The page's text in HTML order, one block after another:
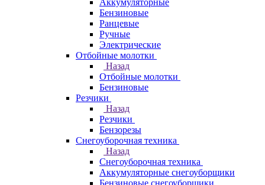
Аккумуляторные
Бензиновые
Ранцевые
Ручные
Электрические
Отбойные молотки
Назад
Отбойные молотки
Бензиновые
Резчики
Назад
Резчики
Бензорезы
Снегоуборочная техника
Назад
Снегоуборочная техника
Аккумуляторные снегоуборщики
Бензиновые снегоуборщики